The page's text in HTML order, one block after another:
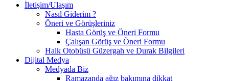
İletişim/Ulaşım
Nasıl Giderim ?
Öneri ve Görüşleriniz
Hasta Görüş ve Öneri Formu
Çalışan Görüş ve Öneri Formu
Halk Otobüsü Güzergah ve Durak Bilgileri
Dijital Medya
Medyada Biz
Ramazanda ağız bakımına dikkat